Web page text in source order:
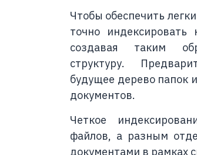
Чтобы обеспечить
точно
создавая таким
структуру.
будущее дерево папок
документов.
Четкое
файлов, а разным
документами в рамках